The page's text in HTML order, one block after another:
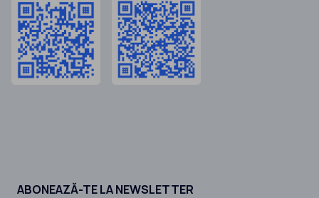
ABONEAZĂ-TE LA NEWSLETTER